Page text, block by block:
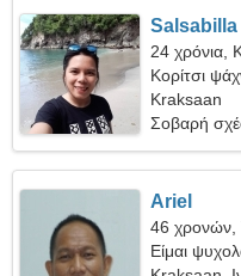
Salsabilla
24 χρόνια,
Κορίτσι
Kraksaan
Σοβαρή
Ariel
46 χρονών,
Είμαι